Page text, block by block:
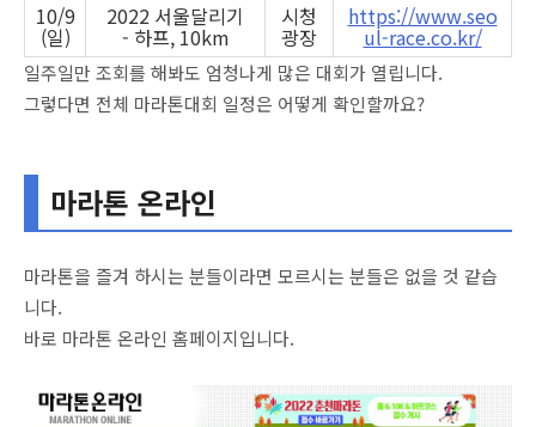
10/9
(일)
2022 서울달리기
- 하프, 10km
시청
광장
https://www.seo
ul-race.co.kr/
일주일만 조회를 해봐도 엄청나게 많은 대회가 열립니다.
그렇다면 전체 마라톤대회 일정은 어떻게 확인할까요?
마라톤 온라인
마라톤을 즐겨 하시는 분들이라면 모르시는 분들은 없을 것 같습
니다.
바로 마라톤 온라인 홈페이지입니다.